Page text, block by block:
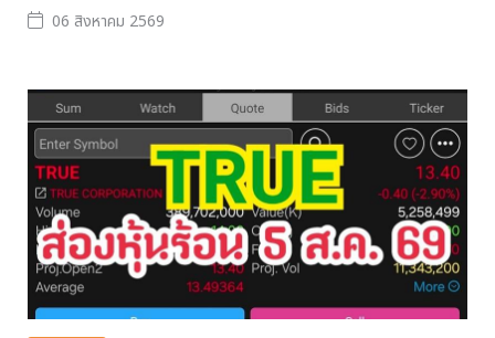
06 สิงหาคม 2569